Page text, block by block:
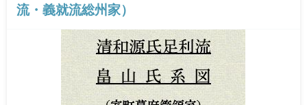
流・義就流総州家）